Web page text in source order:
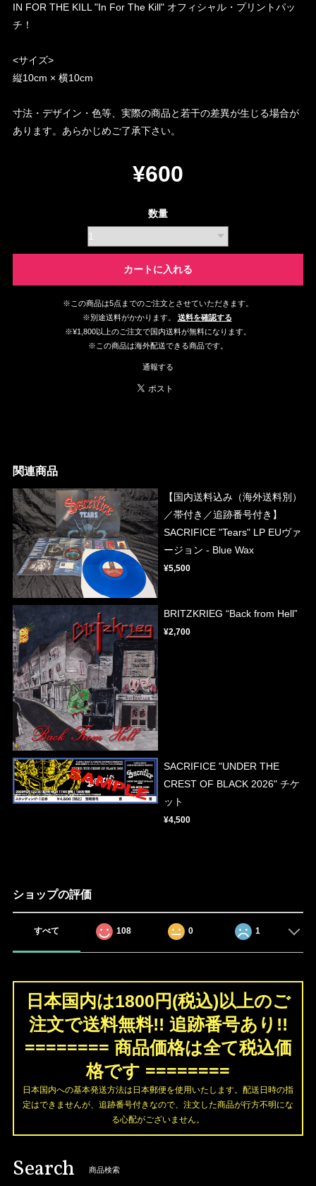
IN FOR THE KILL "In For The Kill" オフィシャル・プリントパッ
チ！
<サイズ>
縦10cm × 横10cm
寸法・デザイン・色等、実際の商品と若干の差異が生じる場合が
あります。あらかじめご了承下さい。
¥600
数量
カートに入れる
※この商品は5点までのご注文とさせていただきます。
※別途送料がかかります。
送料を確認する
※¥1,800以上のご注文で国内送料が無料になります。
※この商品は海外配送できる商品です。
通報する
関連商品
【国内送料込み（海外送料別）
／帯付き／追跡番号付き】
SACRIFICE "Tears" LP EUヴァ
ージョン - Blue Wax
¥5,500
BRITZKRIEG “Back from Hell”
¥2,700
SACRIFICE "UNDER THE
CREST OF BLACK 2026" チケ
ット
¥4,500
ショップの評価
すべて 108 0 1
日本国内は1800円(税込)以上のご
注文で送料無料!! 追跡番号あり!!
======== 商品価格は全て税込価
格です ========
日本国内への基本発送方法は日本郵便を使用いたします。配送日時の指
定はできませんが、追跡番号付きなので、注文した商品が行方不明にな
る心配がございません。
Search 商品検索